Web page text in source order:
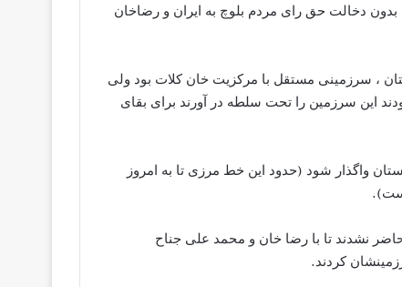
بدون دخالت حق رای مردم بلوچ به ایران و رضاخان
، سرزمینی مستقل با مرکزیت خان کلات بود ولی
بودند این سرزمین را تحت سلطه در آورند برای بقای
واگذار شود (حدود این خط مرزی تا به امروز
نشدند تا با رضا خان و محمد علی جناح
کردند.